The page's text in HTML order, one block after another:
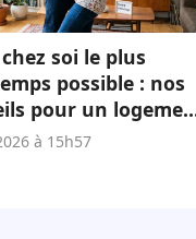
soi le plus
possible : nos
pour un
à 15h57